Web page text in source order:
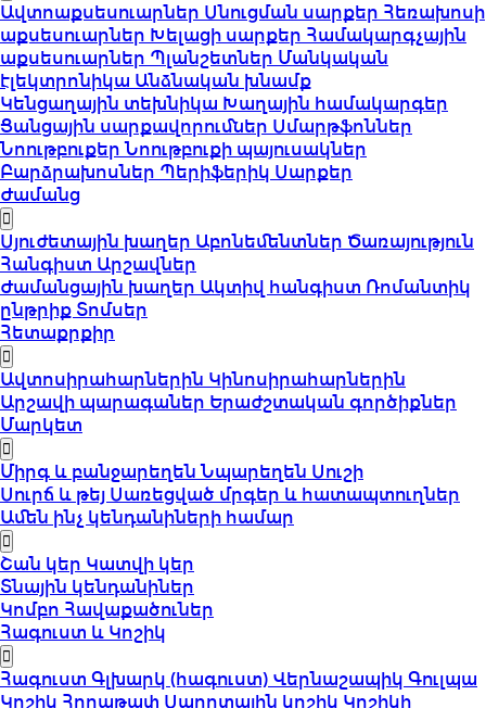
Ավտոաքսեսուարներ Սնուցման սարքեր Հեռախոսի
աքսեսուարներ Խելացի սարքեր Համակարգչային
աքսեսուարներ Պլանշետներ Մանկական
էլեկտրոնիկա Անձնական խնամք
Կենցաղային տեխնիկա Խաղային համակարգեր
Ցանցային սարքավորումներ Սմարթֆոններ
ՆոութբուքերՆոութբուքի պայուսակներ
Բարձրախոսներ Պերիֆերիկ Սարքեր
Ժամանց
Սյուժետային խաղեր Աբոնեմենտներ Ծառայություն
Հանգիստ Արշավներ
Ժամանցային խաղեր Ակտիվ հանգիստ Ռոմանտիկ
ընթրիք Տոմսեր
Հետաքրքիր
Ավտոսիրահարներին Կինոսիրահարներին
Արշավի պարագաներ Երաժշտական գործիքներ
Մարկետ
Միրգ և բանջարեղենՆպարեղեն Սուշի
Սուրճ և թեյ Սառեցված մրգեր և հատապտուղներ
Ամեն ինչ կենդանիների համար
Շան կեր Կատվի կեր
Տնային կենդանիներ
Կոմբո Հավաքածուներ
Հագուստ և Կոշիկ
Հագուստ Գլխարկ (հագուստ) Վերնաշապիկ Գուլպա
Կոշիկ Հողաթափ Սպորտային կոշիկ Կոշիկի